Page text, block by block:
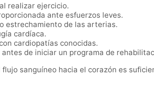
realizar ejercicio.
ante esfuerzos leves.
o estrechamiento de las arterias.
cardíaca.
cardiopatías conocidas.
antes de iniciar un programa de
sanguíneo hacia el corazón es